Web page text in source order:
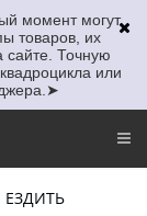
момент могут
товаров, их
сайте. Точную
или
➤
ЕЗДИТЬ